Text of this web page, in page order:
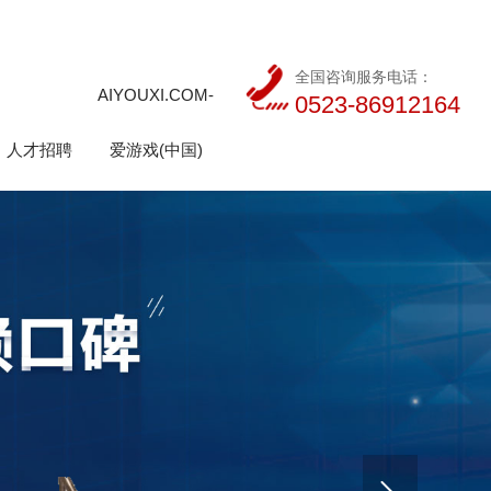
人才招聘
AIYOUXI.COM-
爱游戏(中国)
全国咨询服务电话：
0523-86912164